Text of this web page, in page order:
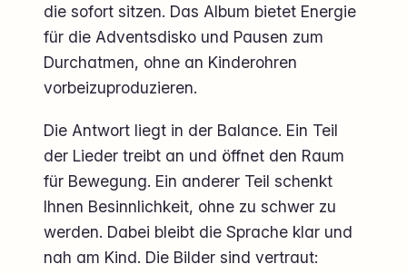
die sofort sitzen. Das Album bietet Energie
für die Adventsdisko und Pausen zum
Durchatmen, ohne an Kinderohren
vorbeizuproduzieren.
Die Antwort liegt in der Balance. Ein Teil
der Lieder treibt an und öffnet den Raum
für Bewegung. Ein anderer Teil schenkt
Ihnen Besinnlichkeit, ohne zu schwer zu
werden. Dabei bleibt die Sprache klar und
nah am Kind. Die Bilder sind vertraut: